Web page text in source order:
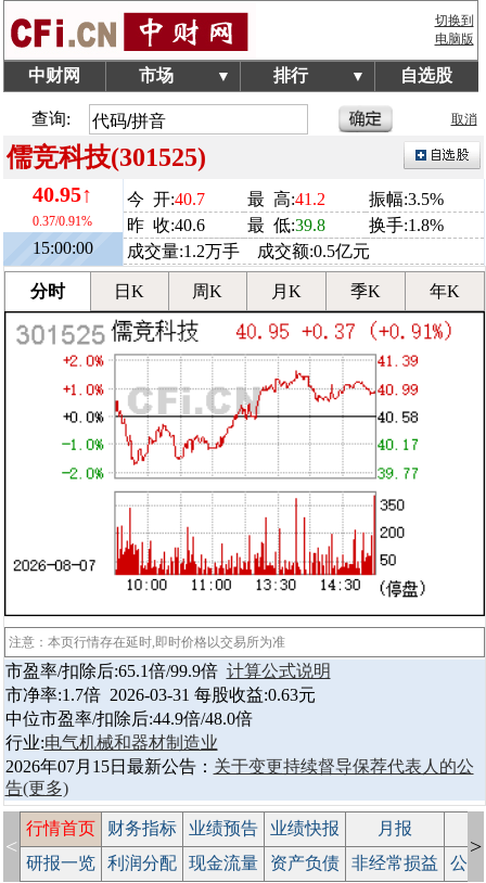
切换到
电脑版
中财网 市场 ▼ 排行 ▼ 自选股
查询: 取消
儒竞科技(301525)
40.95↑
0.37/0.91%
15:00:00
今 开:40.7 最 高:41.2
振幅:3.5%
昨 收:40.6
最 低:39.8
换手:1.8%
成交量:1.2万手 成交额:0.5亿元
分时 日K 周K 月K 季K 年K
注意：本页行情存在延时,即时价格以交易所为准
市盈率/扣除后:65.1倍/99.9倍 计算公式说明
市净率:1.7倍 2026-03-31 每股收益:0.63元
中位市盈率/扣除后:44.9倍/48.0倍
行业:电气机械和器材制造业
2026年07月15日最新公告： 关于变更持续督导保荐代表人的公
告(更多)
<
行情首页 财务指标 业绩预告 业绩快报 月报
研报一览
利润分配 现金流量 资产负债 非经常损益 公
>